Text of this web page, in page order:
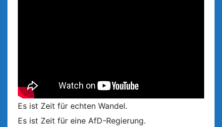
Es ist Zeit für echten Wandel.
Es ist Zeit für eine AfD-Regierung.